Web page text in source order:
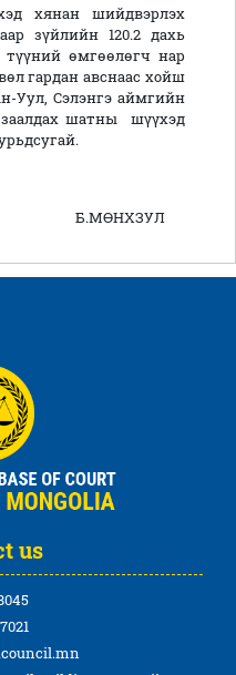
хянан шийдвэрлэх
зүйлийн 120.2 дахь
түүний өмгөөлөгч нар
гардан авснаас хойш
Уул, Сэлэнгэ аймгийн
шатны шүүхэд
Б.МӨНХЗУЛ
us